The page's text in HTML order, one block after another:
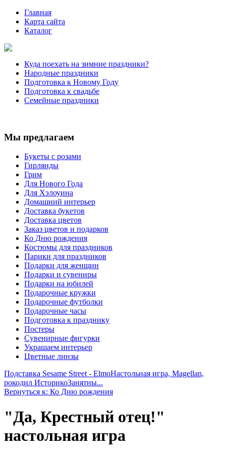
Главная
Карта сайта
Каталог
Куда поехать на зимние праздники?
Народные праздники
Подготовка к Новому Году
Подготовка к свадьбе
Семейные праздники
Мы предлагаем
Букеты с розами
Гирлянды
Грим
Для Нового Года
Для Хэлоуина
Домашний интерьер
Доставка букетов
Доставка цветов
Заказ цветов и подарков
Ко Дню рождения
Костюмы для праздников
Парики для праздников
Подарки для женщин
Подарки и сувениры
Подарки на юбилей
Подарочные кружки
Подарочные футболки
Подарочные часы
Подготовка к празднику
Постеры
Сувенирные фигурки
Украшаем интерьер
Цветные линзы
Подставка Sesame Street - ElmoНастольная игра, Magellan,
рокодил ИсторикоЗанятны...
Вернуться к: Ко Дню рождения
"Да, Крестный отец!"
настольная игра